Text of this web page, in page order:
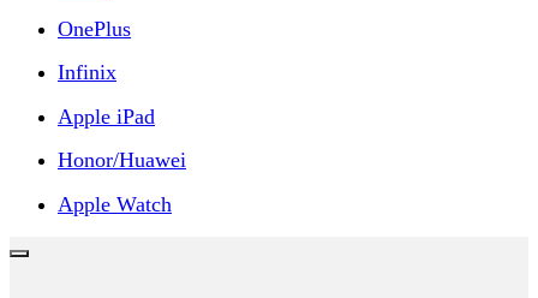
OnePlus
Infinix
Apple iPad
Honor/Huawei
Apple Watch